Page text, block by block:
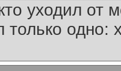
уходил от
только одно: